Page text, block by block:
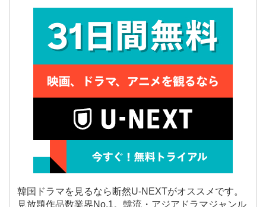
韓国ドラマを見るなら断然U-NEXTがオススメです。
見放題作品数業界No.1。韓流・アジアドラマジャンル